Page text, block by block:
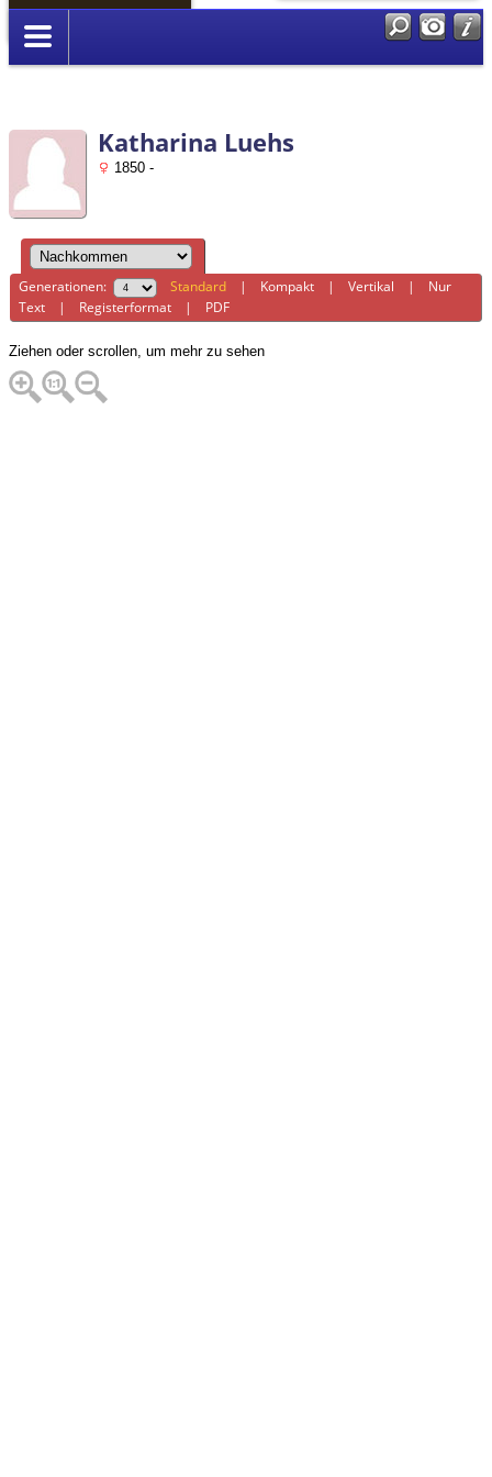
Anmelden
Katharina Luehs
1850 -
Generationen: Standard | Kompakt |Vertikal | Nur
Text | Registerformat | PDF
Ziehen oder scrollen, um mehr zu sehen